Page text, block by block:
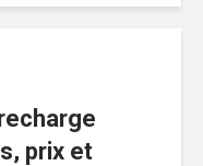
prix et